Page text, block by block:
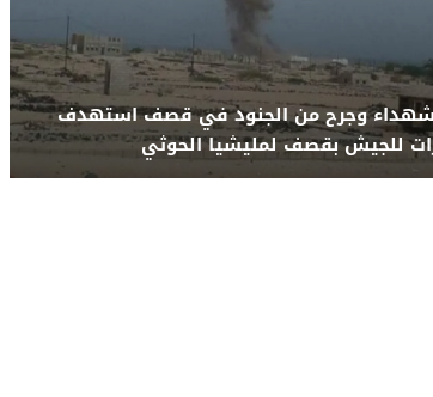
وجرح من الجنود في قصف استهدف
للجيش بقصف لمليشيا الحوثي